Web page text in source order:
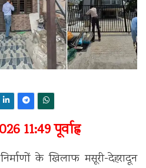
11:49 पूर्वाह्न
के खिलाफ मसूरी-देहरादून